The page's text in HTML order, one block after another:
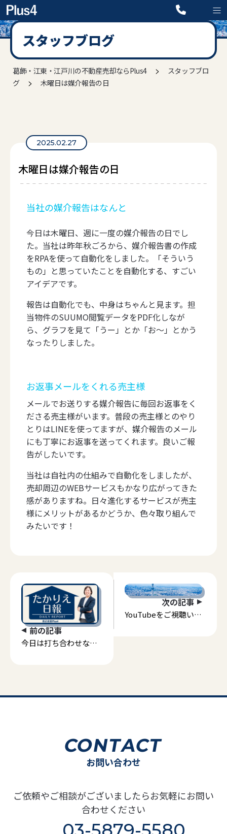
スタッフブログ
葛飾・江東・江戸川の不動産売却ならPlus4>
スタッフブロ
グ> 木曜日は媒介報告の日
2025.02.27
木曜日は媒介報告の日
当社の媒介報告はなんと
今日は木曜日、週に一度の媒介報告の日でし
た。当社は昨年秋ごろから、媒介報告書の作成
をRPAを使って自動化をしました。「そういう
もの」と思っていたことを自動化する、すごい
アイデアです。
報告は自動化でも、中身はちゃんと見ます。担
当物件のSUUMO閲覧データをPDF化しなが
ら、グラフを見て「うー」とか「お〜」とかう
なったりしました。
お返事メールをくれる売主様
メールでお送りする媒介報告に毎回お返事をく
ださる売主様がいます。普段の売主様とのやり
とりはLINEを使ってますが、媒介報告のメール
にも丁寧にお返事を送ってくれます。良いご報
告がしたいです。
当社は自社内の仕組みで自動化をしましたが、
売却周辺のWEBサービスもかなり広がってきた
感がありますね。日々進化するサービスが売主
様にメリットがあるかどうか、色々取り組んで
みたいです！
前の記事
今日は打ち合わせな1
次の記事
YouTubeをご視聴いた
CONTACT
お問い合わせ
ご依頼やご相談がございましたらお気軽にお問い
合わせください